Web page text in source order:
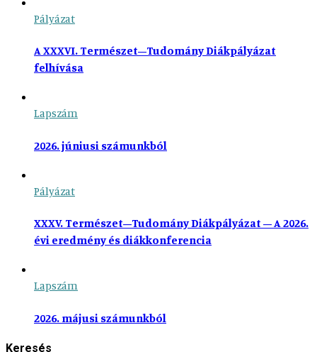
Pályázat
A XXXVI. Természet–Tudomány Diákpályázat
felhívása
Lapszám
2026. júniusi számunkból
Pályázat
XXXV. Természet–Tudomány Diákpályázat – A 2026.
évi eredmény és diákkonferencia
Lapszám
2026. májusi számunkból
Keresés